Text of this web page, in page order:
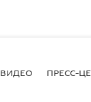
ВИДЕО ПРЕСС-